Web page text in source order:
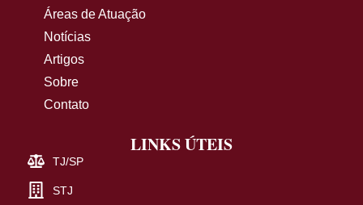
Áreas de Atuação
Notícias
Artigos
Sobre
Contato
LINKS ÚTEIS
TJ/SP
STJ